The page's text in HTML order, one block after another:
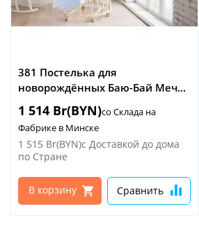
381 Постелька для
новорождённых Баю-Бай Меч...
1 514 Br(BYN)со Склада на
Фабрике в Минске
1 515 Br(BYN)с Доставкой до дома
по Стране
В корзину Сравнить